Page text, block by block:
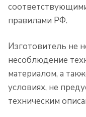
правилами РФ.
Изготовитель не
несоблюдение
материалом, а
условиях, не
техническим